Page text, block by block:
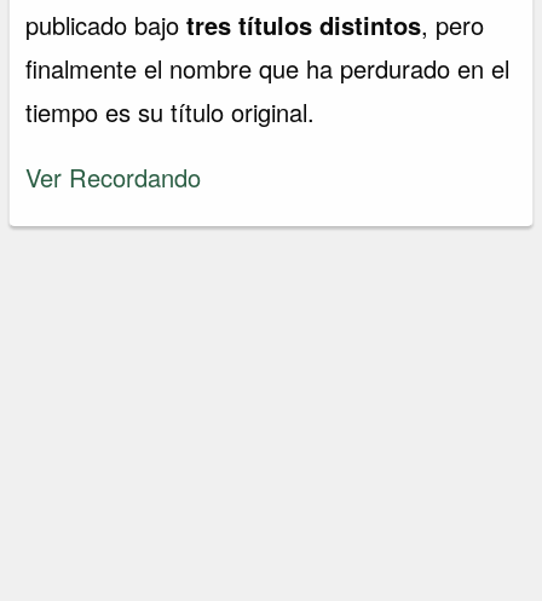
publicado bajotres títulos distintos, pero
finalmente el nombre que ha perdurado en el
tiempo es su título original.
Ver Recordando